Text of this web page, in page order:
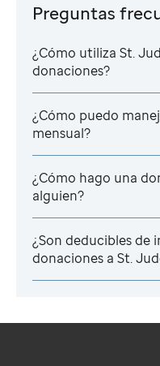
Preguntas
¿Cómo utiliza St.
donaciones?
¿Cómo puedo
mensual?
¿Cómo hago una
alguien?
¿Son deducibles de
donaciones a St.